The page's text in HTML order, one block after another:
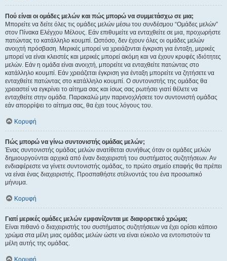
Πού είναι οι ομάδες μελών και πώς μπορώ να συμμετάσχω σε μια;
Μπορείτε να δείτε όλες τις ομάδες μελών μέσω του συνδέσμου “Ομάδες μελών”
στον Πίνακα Ελέγχου Μέλους. Εάν επιθυμείτε να ενταχθείτε σε μια, προχωρήστε
πατώντας το κατάλληλο κουμπί. Ωστόσο, δεν έχουν όλες οι ομάδες μελών
ανοιχτή πρόσβαση. Μερικές μπορεί να χρειάζονται έγκριση για ένταξη, μερικές
μπορεί να είναι κλειστές και μερικές μπορεί ακόμη και να έχουν κρυφές ιδιότητες
μελών. Εάν η ομάδα είναι ανοιχτή, μπορείτε να ενταχθείτε πατώντας στο
κατάλληλο κουμπί. Εάν χρειάζεται έγκριση για ένταξη μπορείτε να ζητήσετε να
ενταχθείτε πατώντας στο κατάλληλο κουμπί. Ο συντονιστής της ομάδας θα
χρειαστεί να εγκρίνει το αίτημα σας και ίσως σας ρωτήσει γιατί θέλετε να
ενταχθείτε στην ομάδα. Παρακαλώ μην παρενοχλήσετε τον συντονιστή ομάδας
εάν απορρίψει το αίτημα σας, θα έχει τους λόγους του.
Κορυφή
Πώς μπορώ να γίνω συντονιστής ομάδας μελών;
Ένας συντονιστής ομάδας μελών ανατίθεται συνήθως όταν οι ομάδες μελών
δημιουργούνται αρχικά από έναν διαχειριστή του συστήματος συζητήσεων. Αν
ενδιαφέρεστε να γίνετε συντονιστής ομάδας, το πρώτο σημείο επαφής θα πρέπει
να είναι ένας διαχειριστής. Προσπαθήστε στέλνοντάς του ένα προσωπικό
μήνυμα.
Κορυφή
Γιατί μερικές ομάδες μελών εμφανίζονται με διαφορετικό χρώμα;
Είναι πιθανό ο διαχειριστής του συστήματος συζητήσεων να έχει ορίσει κάποιο
χρώμα στα μέλη μιας ομάδας μελών ώστε να είναι εύκολο να εντοπιστούν τα
μέλη αυτής της ομάδας.
Κορυφή